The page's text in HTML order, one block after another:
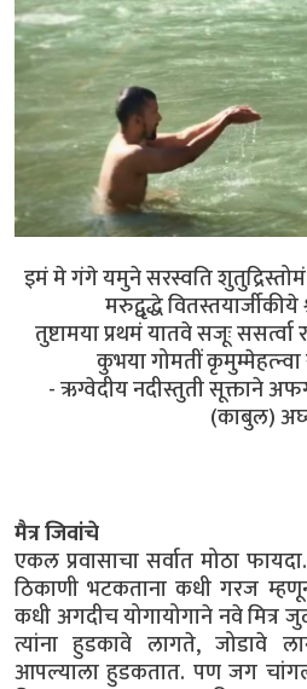
इमं मे गंगे यमुने सरस्वति
मरुद्वृद्धे
तुष्टामया प्रथमं यातवे सजूः ससर्त्वा
कुभया गोमतीं
- ऋग्वेदीय नदीस्तुती सूक्ताने
(काबुल)
मैत्र जिवांचे
एकल प्रवासाचा सर्वात मोठा
ठिकाणी भटकताना कधी गरज
कधी अगदीच योगायोगाने नवे
त्यांना हुडकावे लागते, जोडावे
आपल्याला हुडकतात. पण जग